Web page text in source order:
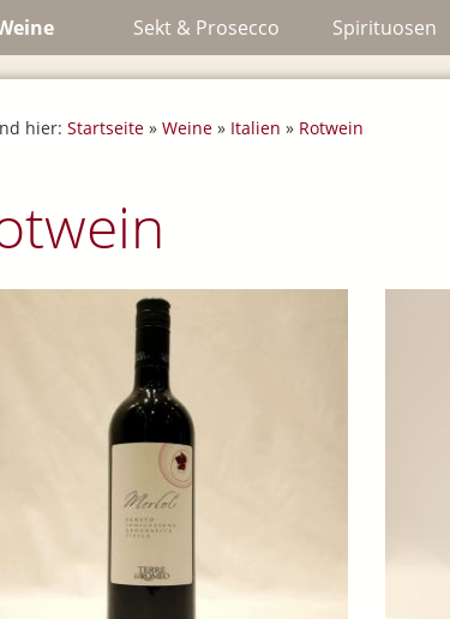
Sekt & Prosecco Spirituosen
hier: Startseite » Weine » Italien » Rotwein